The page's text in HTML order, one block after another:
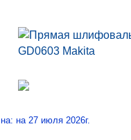
на: на 27 июля 2026г.